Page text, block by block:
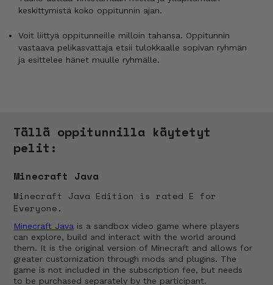
keskittymistä koko oppitunnin ajan.
Voit liittyä oppitunneille milloin tahansa. Oppitunnin
vastaava pelikasvattaja etsii tulokkaalle sopivan ryhmän
ja esittelee hänet muulle ryhmälle.
Tällä oppitunnilla käytetyt
pelit:
Minecraft Java
Minecraft Java Edition is rated E for
Everyone.
Minecraft Java is a sandbox video game where players
can explore, build and interact with the world around
them. It is the original version of Minecraft and allows for
greater customization through mods and plugins. The
game is not included in the subscription fee, but needs
to be purchased separately by the participant.